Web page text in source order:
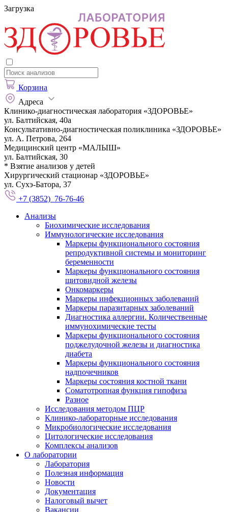
Загрузка
Корзина
Адреса
Клинико-диагностическая лаборатория «ЗДОРОВЬЕ»
ул. Балтийская, 40а
Консультативно-диагностическая поликлиника «ЗДОРОВЬЕ»
ул. А. Петрова, 264
Медицинский центр «МАЛЫШ»
ул. Балтийская, 30
* Взятие анализов у детей
Хирургический стационар «ЗДОРОВЬЕ»
ул. Сухэ-Батора, 37
+7 (3852) 76-76-46
Анализы
Биохимические исследования
Иммунологические исследования
Маркеры функционального состояния
репродуктивной системы и мониторинг
беременности
Маркеры функционального состояния
щитовидной железы
Онкомаркеры
Маркеры инфекционных заболеваний
Маркеры паразитарных заболеваний
Диагностика аллергии. Количественные
иммунохимические тесты
Маркеры функционального состояния
поджелудочной железы и диагностика
диабета
Маркеры функционального состояния
надпочечников
Маркеры состояния костной ткани
Соматотропная функция гипофиза
Разное
Исследования методом ПЦР
Клинико-лабораторные исследования
Микробиологические исследования
Цитологические исследования
Комплексы анализов
О лаборатории
Лаборатория
Полезная информация
Новости
Документация
Налоговый вычет
Вакансии